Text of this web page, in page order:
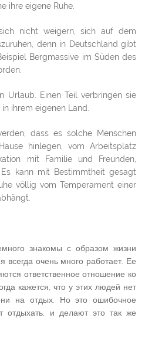
ihre eigene Ruhe.
nicht weigern, sich auf dem
denn in Deutschland gibt
Bergmassive im Süden des
Urlaub. Einen Teil verbringen sie
ihrem eigenen Land.
dass es solche Menschen
hinlegen, vom Arbeitsplatz
mit Familie und Freunden,
kann mit Bestimmtheit gesagt
völlig vom Temperament einer
знакомы с образом жизни
всегда очень много работает. Ее
ответственное отношение ко
кажется, что у этих людей нет
на отдых. Но это ошибочное
отдыхать, и делают это так же